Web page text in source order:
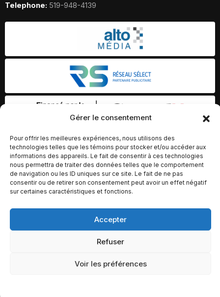
Gérer le consentement
Pour offrir les meilleures expériences, nous utilisons des
technologies telles que les témoins pour stocker et/ou accéder aux
informations des appareils. Le fait de consentir à ces technologies
nous permettra de traiter des données telles que le comportement
de navigation ou les ID uniques sur ce site. Le fait de ne pas
consentir ou de retirer son consentement peut avoir un effet négatif
sur certaines caractéristiques et fonctions.
Accepter
Refuser
Voir les préférences
Telephone: 519-948-4139
© Copyright 2026 – Altomédia Inc |
Ce site internet a été conçu et développé par Chameleon Ideas